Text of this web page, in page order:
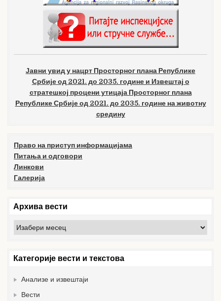
Јавни увид у нацрт Просторног плана Републике
Србије од 2021. до 2035. године и Извештај о
стратешкој процени утицаја Просторног плана
Републике Србије од 2021. до 2035. године на животну
средину
Право на приступ информацијама
Питања и одговори
Линкови
Галерија
Архива вести
Архива
вести
Категорије вести и текстова
Анализе и извештаји
Вести